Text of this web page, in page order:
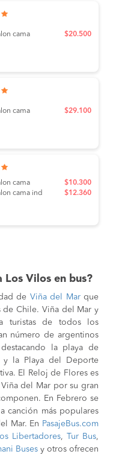
cama $20.500
cama $29.100
cama
cama ind
$10.300
$12.360
Los Vilos en bus?
de Viña del Marque
de Chile. Viña del Mar y
a turistas de todos los
número de argentinos
la playa de
y la Playa del Deporte
El Reloj de Flores es
del Mar por su gran
En Febrero se
canción más populares
Mar. En PasajeBus.com
Libertadores, Tur Bus,
Buses y otros ofrecen